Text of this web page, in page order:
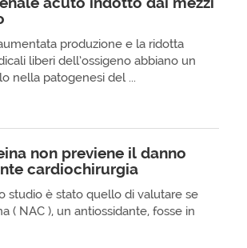
produzione e la ridotta
liberi dell’ossigeno abbiano un
nella patogenesi del ...
non previene il danno
cardiochirurgia
studio è stato quello di valutare se
( NAC ), un antiossidante, fosse in